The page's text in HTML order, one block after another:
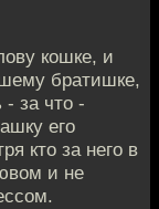
кошке, и
братишке,
- за что -
его
кто за него в
и не